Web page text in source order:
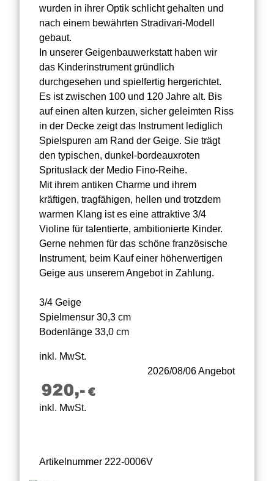
wurden in ihrer Optik schlicht gehalten und
nach einem bewährten Stradivari-Modell
gebaut.
In unserer Geigenbauwerkstatt haben wir
das Kinderinstrument gründlich
durchgesehen und spielfertig hergerichtet.
Es ist zwischen 100 und 120 Jahre alt. Bis
auf einen alten kurzen, sicher geleimten Riss
in der Decke zeigt das Instrument lediglich
Spielspuren am Rand der Geige. Sie trägt
den typischen, dunkel-bordeauxroten
Sprituslack der Medio Fino-Reihe.
Mit ihrem antiken Charme und ihrem
kräftigen, tragfähigen, hellen und trotzdem
warmen Klang ist es eine attraktive 3/4
Violine für talentierte, ambitionierte Kinder.
Gerne nehmen für das schöne französische
Instrument, beim Kauf einer höherwertigen
Geige aus unserem Angebot in Zahlung.
3/4 Geige
Spielmensur 30,3 cm
Bodenlänge 33,0 cm
inkl. MwSt.
2026/08/06 Angebot
inkl. MwSt.
Artikelnummer 222-0006V